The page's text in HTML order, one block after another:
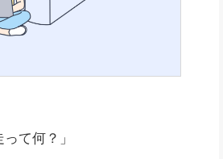
て何？」